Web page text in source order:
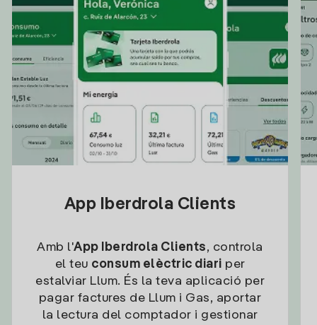
App Iberdrola Clients
Amb l'App Iberdrola Clients, controla
el teu consum elèctric diari per
estalviar Llum. És la teva aplicació per
pagar factures de Llum i Gas, aportar
la lectura del comptador i gestionar